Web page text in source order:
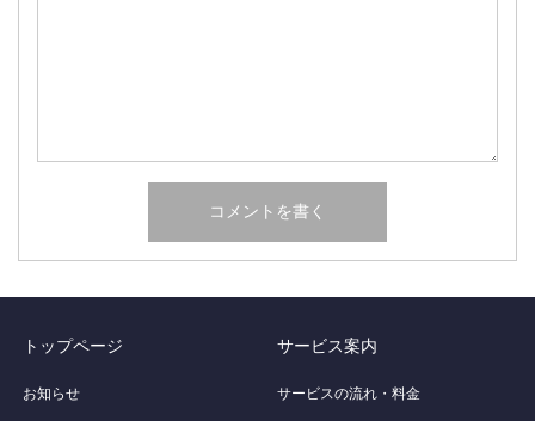
トップページ
お知らせ
サービス案内
サービスの流れ・料金